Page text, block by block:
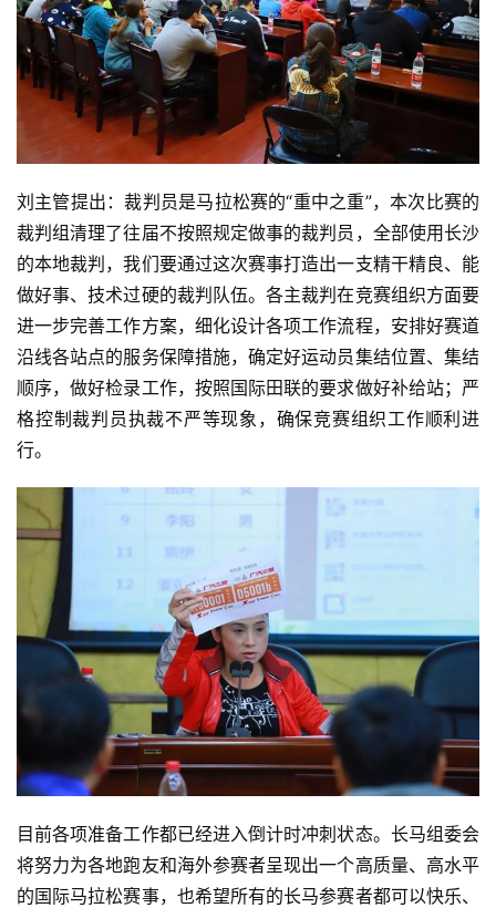
观
察
装
备
训
练
精
选
动
刘主管提出：裁判员是马拉松赛的“重中之重”，本次比赛的
裁判组清理了往届不按照规定做事的裁判员，全部使用长沙
的本地裁判，我们要通过这次赛事打造出一支精干精良、能
做好事、技术过硬的裁判队伍。各主裁判在竞赛组织方面要
进一步完善工作方案，细化设计各项工作流程，安排好赛道
沿线各站点的服务保障措施，确定好运动员集结位置、集结
顺序，做好检录工作，按照国际田联的要求做好补给站；严
格控制裁判员执裁不严等现象，确保竞赛组织工作顺利进
行。
目前各项准备工作都已经进入倒计时冲刺状态。长马组委会
将努力为各地跑友和海外参赛者呈现出一个高质量、高水平
的国际马拉松赛事，也希望所有的长马参赛者都可以快乐、